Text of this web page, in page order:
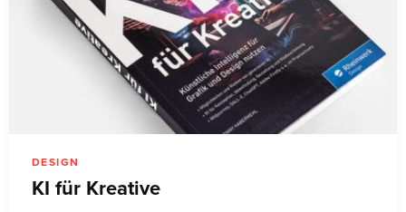
DESIGN
KI für Kreative